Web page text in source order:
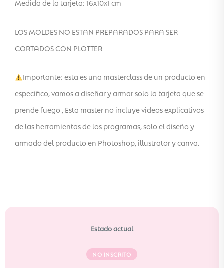
Medida de la tarjeta: 16x10x1 cm
LOS MOLDES NO ESTAN PREPARADOS PARA SER
CORTADOS CON PLOTTER
Importante: esta es una masterclass de un producto en
especifico, vamos a diseñar y armar solo la tarjeta que se
prende fuego , Esta master no incluye videos explicativos
de las herramientas de los programas, solo el diseño y
armado del producto en Photoshop, illustrator y canva.
Estado actual
NO INSCRITO